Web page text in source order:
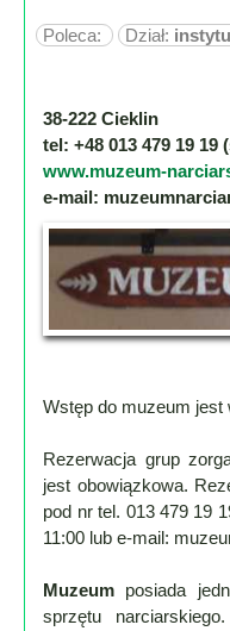
Narty
Ciekawostki
Lokalne
Filmy
Kamery
Informacje
Parafia
Instytucje
Organizacje
OSP
Cieklin
Firmy
Poleca: Dział:
38-222 Cieklin
tel: +48 013 479 19 19
www.muzeum-
e-mail:
Wstęp do muzeum jest
Rezerwacja grup
jest obowiązkowa.
pod nr tel. 013 479 19
11:00 lub e-mail:
Muzeum posiada
sprzętu